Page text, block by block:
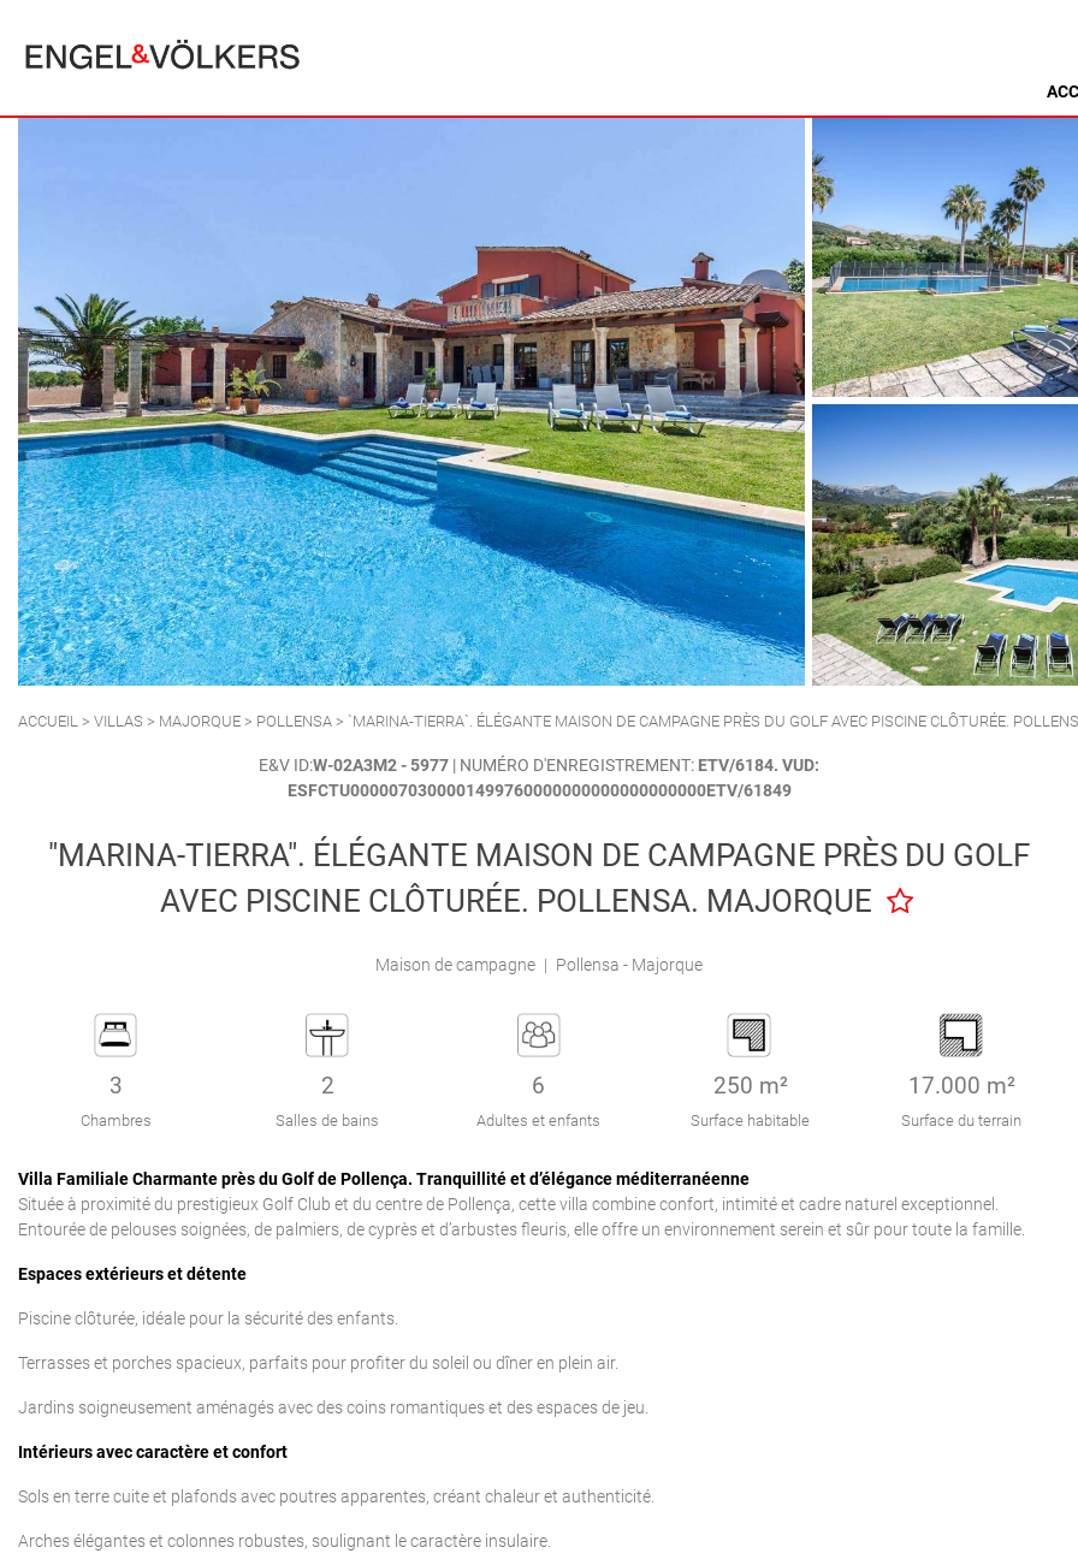
CALA SAN VICENTE
CAMPANET
FORMENTOR
MANRESA-MAL PAS
PLAYA DE MURO
POLLENSA
PUERTO ALCUDIA
SANTA MARGARITA
SON SERRA DE MARINA
ARENAL D'EN CASTELL
BINIDALÍ
BINISAFULLER - CAP D´EN FONT
CALA BLANCA
CALA GALDANA
CALA MORELL
CALA'N BRUT
CALA'N PORTER
CIUTADELLA
ACCUEIL > VILLAS > MAJORQUE > POLLENSA > `MARINA-TIERRA`. ÉLÉGANTE MAISON DE CAMPAGNE PRÈS DU GOLF AVEC PISCINE CLÔTURÉE.
E&V ID:W-02A3M2 - 5977 | NUMÉRO D'ENREGISTREMENT: ETV/6184. VUD:
ESFCTU0000070300001499760000000000000000000ETV/61849
"MARINA-TIERRA". ÉLÉGANTE MAISON DE CAMPAGNE PRÈS DU GOLF
AVEC PISCINE CLÔTURÉE. POLLENSA. MAJORQUE
Maison de campagne | Pollensa - Majorque
3
Chambres
2
Salles de bains
6
Adultes et enfants
250 m²
Surface habitable
17.000 m²
Surface du terrain
Villa Familiale Charmante près du Golf de Pollença. Tranquillité et d’élégance méditerranéenne
Située à proximité du prestigieux Golf Club et du centre de Pollença, cette villa combine confort, intimité et cadre naturel exceptionnel.
Entourée de pelouses soignées, de palmiers, de cyprès et d’arbustes fleuris, elle offre un environnement serein et sûr pour toute la famille.
Espaces extérieurs et détente
Piscine clôturée, idéale pour la sécurité des enfants.
Terrasses et porches spacieux, parfaits pour profiter du soleil ou dîner en plein air.
Jardins soigneusement aménagés avec des coins romantiques et des espaces de jeu.
Intérieurs avec caractère et confort
Sols en terre cuite et plafonds avec poutres apparentes, créant chaleur et authenticité.
Arches élégantes et colonnes robustes, soulignant le caractère insulaire.